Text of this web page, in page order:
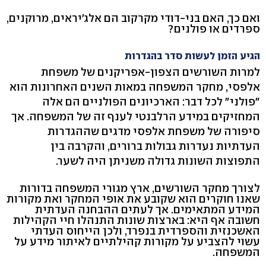
ואם כך, האם בני-דודי מקרקוב הם אלג'יראים, מרוקנים,
ספרדים או פולנים?
הגיע הזמן לעשות סדר בהגדרות
למרות השורשים הצפון-אפריקנים של משפחת
אלפסי, מחקר המשפחה במאות השנים האחרונות הוא
"פולני" לכל דבר: הארכיונים הפולניים הם אלה
המחזיקים במידע הרלבנטי לענף זה של המשפחה. אך
סיפורה של משפחת אלפסי מדגים שההגדרות
העדתיות נעדרות גבולות ברורים, והקרבה בין
התפוצות השונות גדולה משניתן היה לשער.
לצורך מחקר השורשים, ארץ מגורי המשפחה בדורות
שאנו חוקרים הוא שקובע את אופי המחקר ואת מקורות
המידע המתאימים. אך לעתים ההבחנה העדתית
חשובה אף היא: בארצות שונות התנהלו חיי הקהילות
האשכנזית והספרדית בנפרד, ולכן הייחוס העדתי
עשוי להצביע על מקורות קהילתיים לאיתור מידע על
המשפחה.